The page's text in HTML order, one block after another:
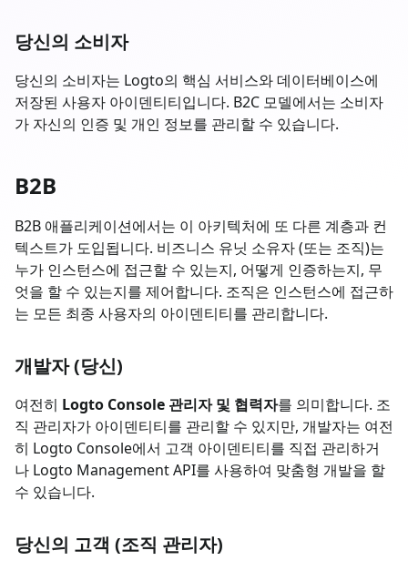
당신의 소비자
당신의 소비자는 Logto의 핵심 서비스와 데이터베이스에
저장된 사용자 아이덴티티입니다. B2C 모델에서는 소비자
가 자신의 인증 및 개인 정보를 관리할 수 있습니다.
B2B
B2B 애플리케이션에서는 이 아키텍처에 또 다른 계층과 컨
텍스트가 도입됩니다. 비즈니스 유닛 소유자 (또는 조직)는
누가 인스턴스에 접근할 수 있는지, 어떻게 인증하는지, 무
엇을 할 수 있는지를 제어합니다. 조직은 인스턴스에 접근하
는 모든 최종 사용자의 아이덴티티를 관리합니다.
개발자 (당신)
여전히 Logto Console 관리자 및 협력자를 의미합니다. 조
직 관리자가 아이덴티티를 관리할 수 있지만, 개발자는 여전
히 Logto Console에서 고객 아이덴티티를 직접 관리하거
나 Logto Management API를 사용하여 맞춤형 개발을 할
수 있습니다.
당신의 고객 (조직 관리자)